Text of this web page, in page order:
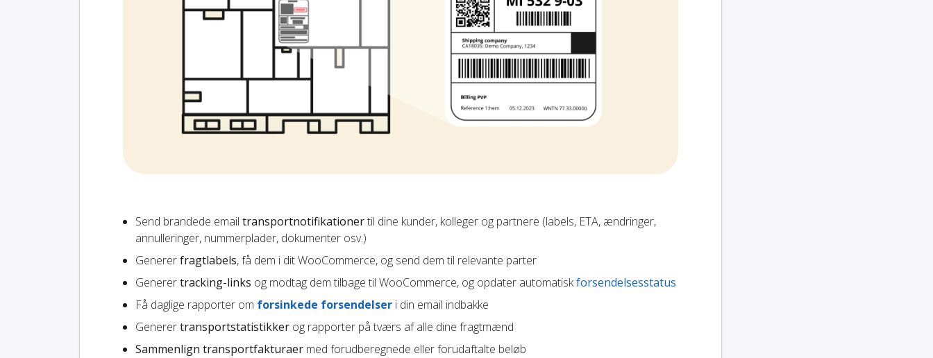
Send brandede email transportnotifikationertil dine kunder, kolleger og partnere (labels, ETA, ændringer,
annulleringer, nummerplader, dokumenter osv.)
Genererfragtlabels, få dem i dit WooCommerce, og send dem til relevante parter
Generertracking-links og modtag dem tilbage til WooCommerce, og opdater automatiskforsendelsesstatus
Få daglige rapporter om forsinkede forsendelser i din email indbakke
Generertransportstatistikker og rapporter på tværs af alle dine fragtmænd
Sammenlign transportfakturaer med forudberegnede eller forudaftalte beløb